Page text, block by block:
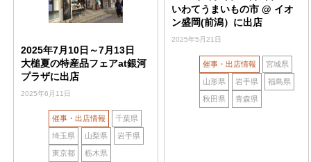
2025年7月10日～7月13日
大槌夏の特産品フェアat銀河
プラザに出店
2025年6月11日
催事・出店情報 千葉県
埼玉県 山梨県 岩手県
東京都 栃木県
いわてうまいもの市 @ イオ
ン盛岡(前潟）に出店
2025年5月21日
催事・出店情報 宮城県
山形県 岩手県 福島県
秋田県 青森県